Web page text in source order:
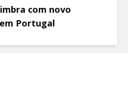
com novo
Portugal